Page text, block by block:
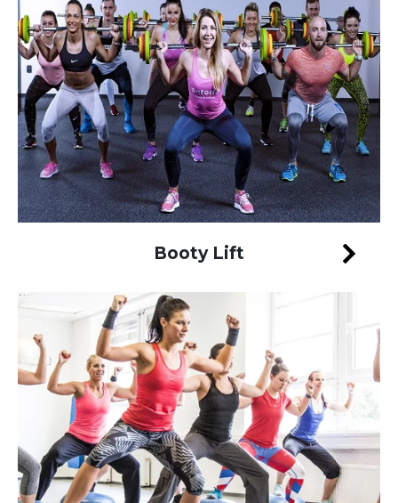
Booty Lift